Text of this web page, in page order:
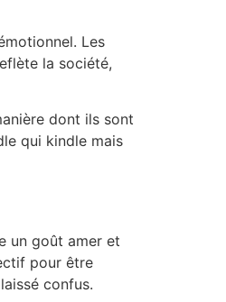
Les
la société,
dont ils sont
qui kindle mais
un goût amer et
pour être
confus.